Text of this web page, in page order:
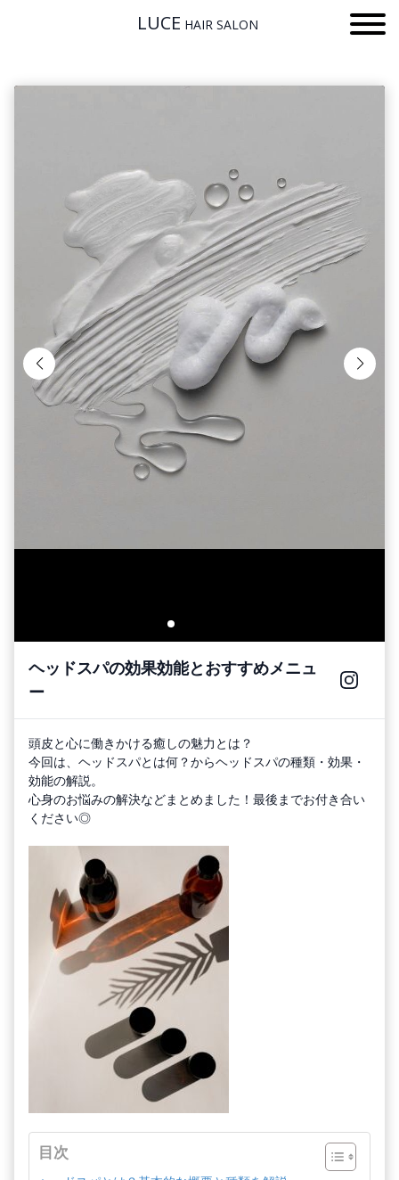
LUCE HAIR SALON
ヘッドスパの効果効能とおすすめメニュ
ー
頭皮と心に働きかける癒しの魅力とは？
今回は、ヘッドスパとは何？からヘッドスパの種類・効果・
効能の解説。
心身のお悩みの解決などまとめました！最後までお付き合い
ください◎
目次